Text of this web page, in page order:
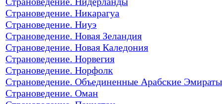
Страноведение. Никарагуа
Страноведение. Ниуэ
Страноведение. Новая Зеландия
Страноведение. Новая Каледония
Страноведение. Норвегия
Страноведение. Норфолк
Страноведение. Объединенные Арабские Эмираты
Страноведение. Оман